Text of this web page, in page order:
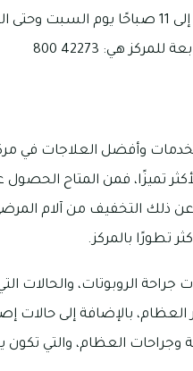
هي: 42273 800
وأفضل العلاجات في
تميزًا، فمن المتاح
عن ذلك التخفيف من آلام
تطورًا بالمركز.
جراحة الروبوتات، والحالات
العظام، بالإضافة إلى حالات
العظام، والتي